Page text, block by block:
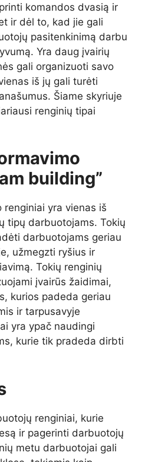
komandos dvasią ir
ir dėl to, kad jie gali
pasitenkinimą darbu
Yra daug įvairių
gali organizuoti savo
iš jų gali turėti
Šiame skyriuje
renginių tipai
building”
renginiai yra vienas iš
tipų darbuotojams. Tokių
darbuotojams geriau
užmegzti ryšius ir
Tokių renginių
įvairūs žaidimai,
kurios padeda geriau
ir tarpusavyje
yra ypač naudingi
kurie tik pradeda dirbti
renginiai, kurie
ir pagerinti darbuotojų
metu darbuotojai gali